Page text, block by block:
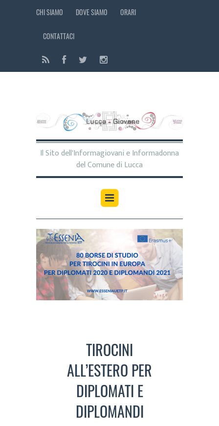
CHI SIAMO DOVE SIAMO ORARI
CONTATTACI
Il Sito dell'Informagiovani e Informadonna
del Comune di Lucca
TIROCINI
ALL’ESTERO PER
DIPLOMATI E
DIPLOMANDI